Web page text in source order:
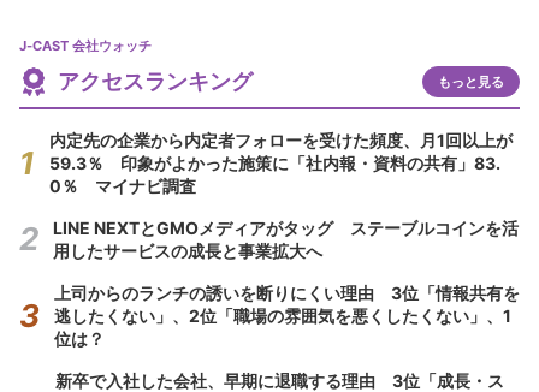
J-CAST 会社ウォッチ
アクセスランキング もっと見る
内定先の企業から内定者フォローを受けた頻度、月1回以上が
59.3％ 印象がよかった施策に「社内報・資料の共有」83.
0％ マイナビ調査
LINE NEXTとGMOメディアがタッグ ステーブルコインを活
用したサービスの成長と事業拡大へ
上司からのランチの誘いを断りにくい理由 3位「情報共有を
逃したくない」、2位「職場の雰囲気を悪くしたくない」、1
位は？
新卒で入社した会社、早期に退職する理由 3位「成長・ス